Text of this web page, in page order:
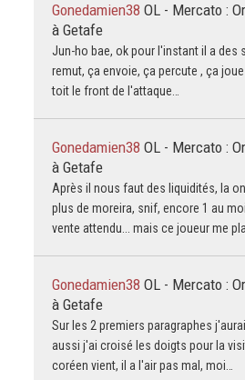
Gonedamien38 OL - Mercato :
à Getafe
Jun-ho bae, ok pour l'instant il a des
remut, ça envoie, ça percute , ça
toit le front de l'attaque…
Gonedamien38 OL - Mercato :
à Getafe
Après il nous faut des liquidités, la
plus de moreira, snif, encore 1 au
vente attendu... mais ce joueur me
Gonedamien38 OL - Mercato :
à Getafe
Sur les 2 premiers paragraphes
aussi j'ai croisé les doigts pour la
coréen vient, il a l'air pas mal, moi…